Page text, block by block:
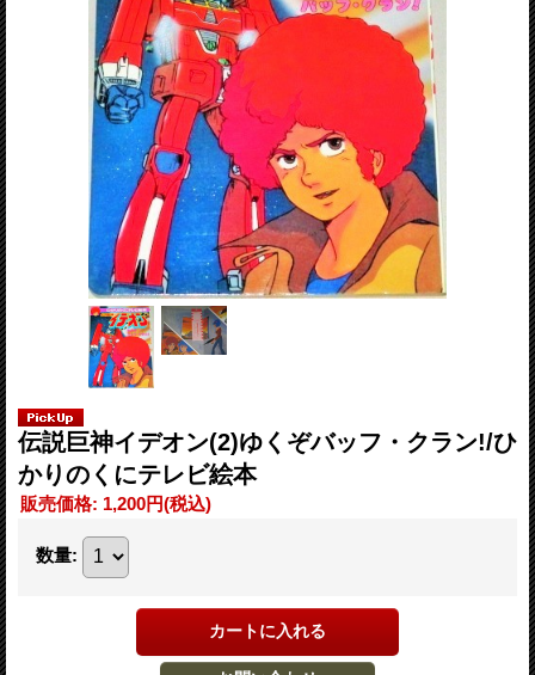
伝説巨神イデオン(2)ゆくぞバッフ・クラン!/ひ
かりのくにテレビ絵本
販売価格: 1,200円(税込)
数量: